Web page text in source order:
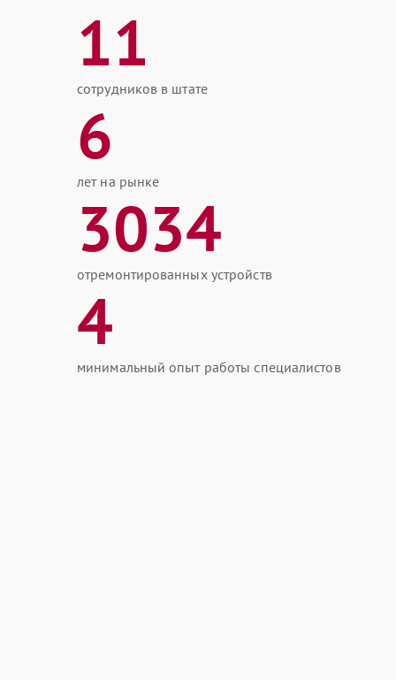
11
сотрудников в штате
6
лет на рынке
3034
отремонтированных устройств
4
минимальный опыт работы специалистов